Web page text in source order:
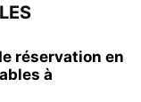
réservation en
à